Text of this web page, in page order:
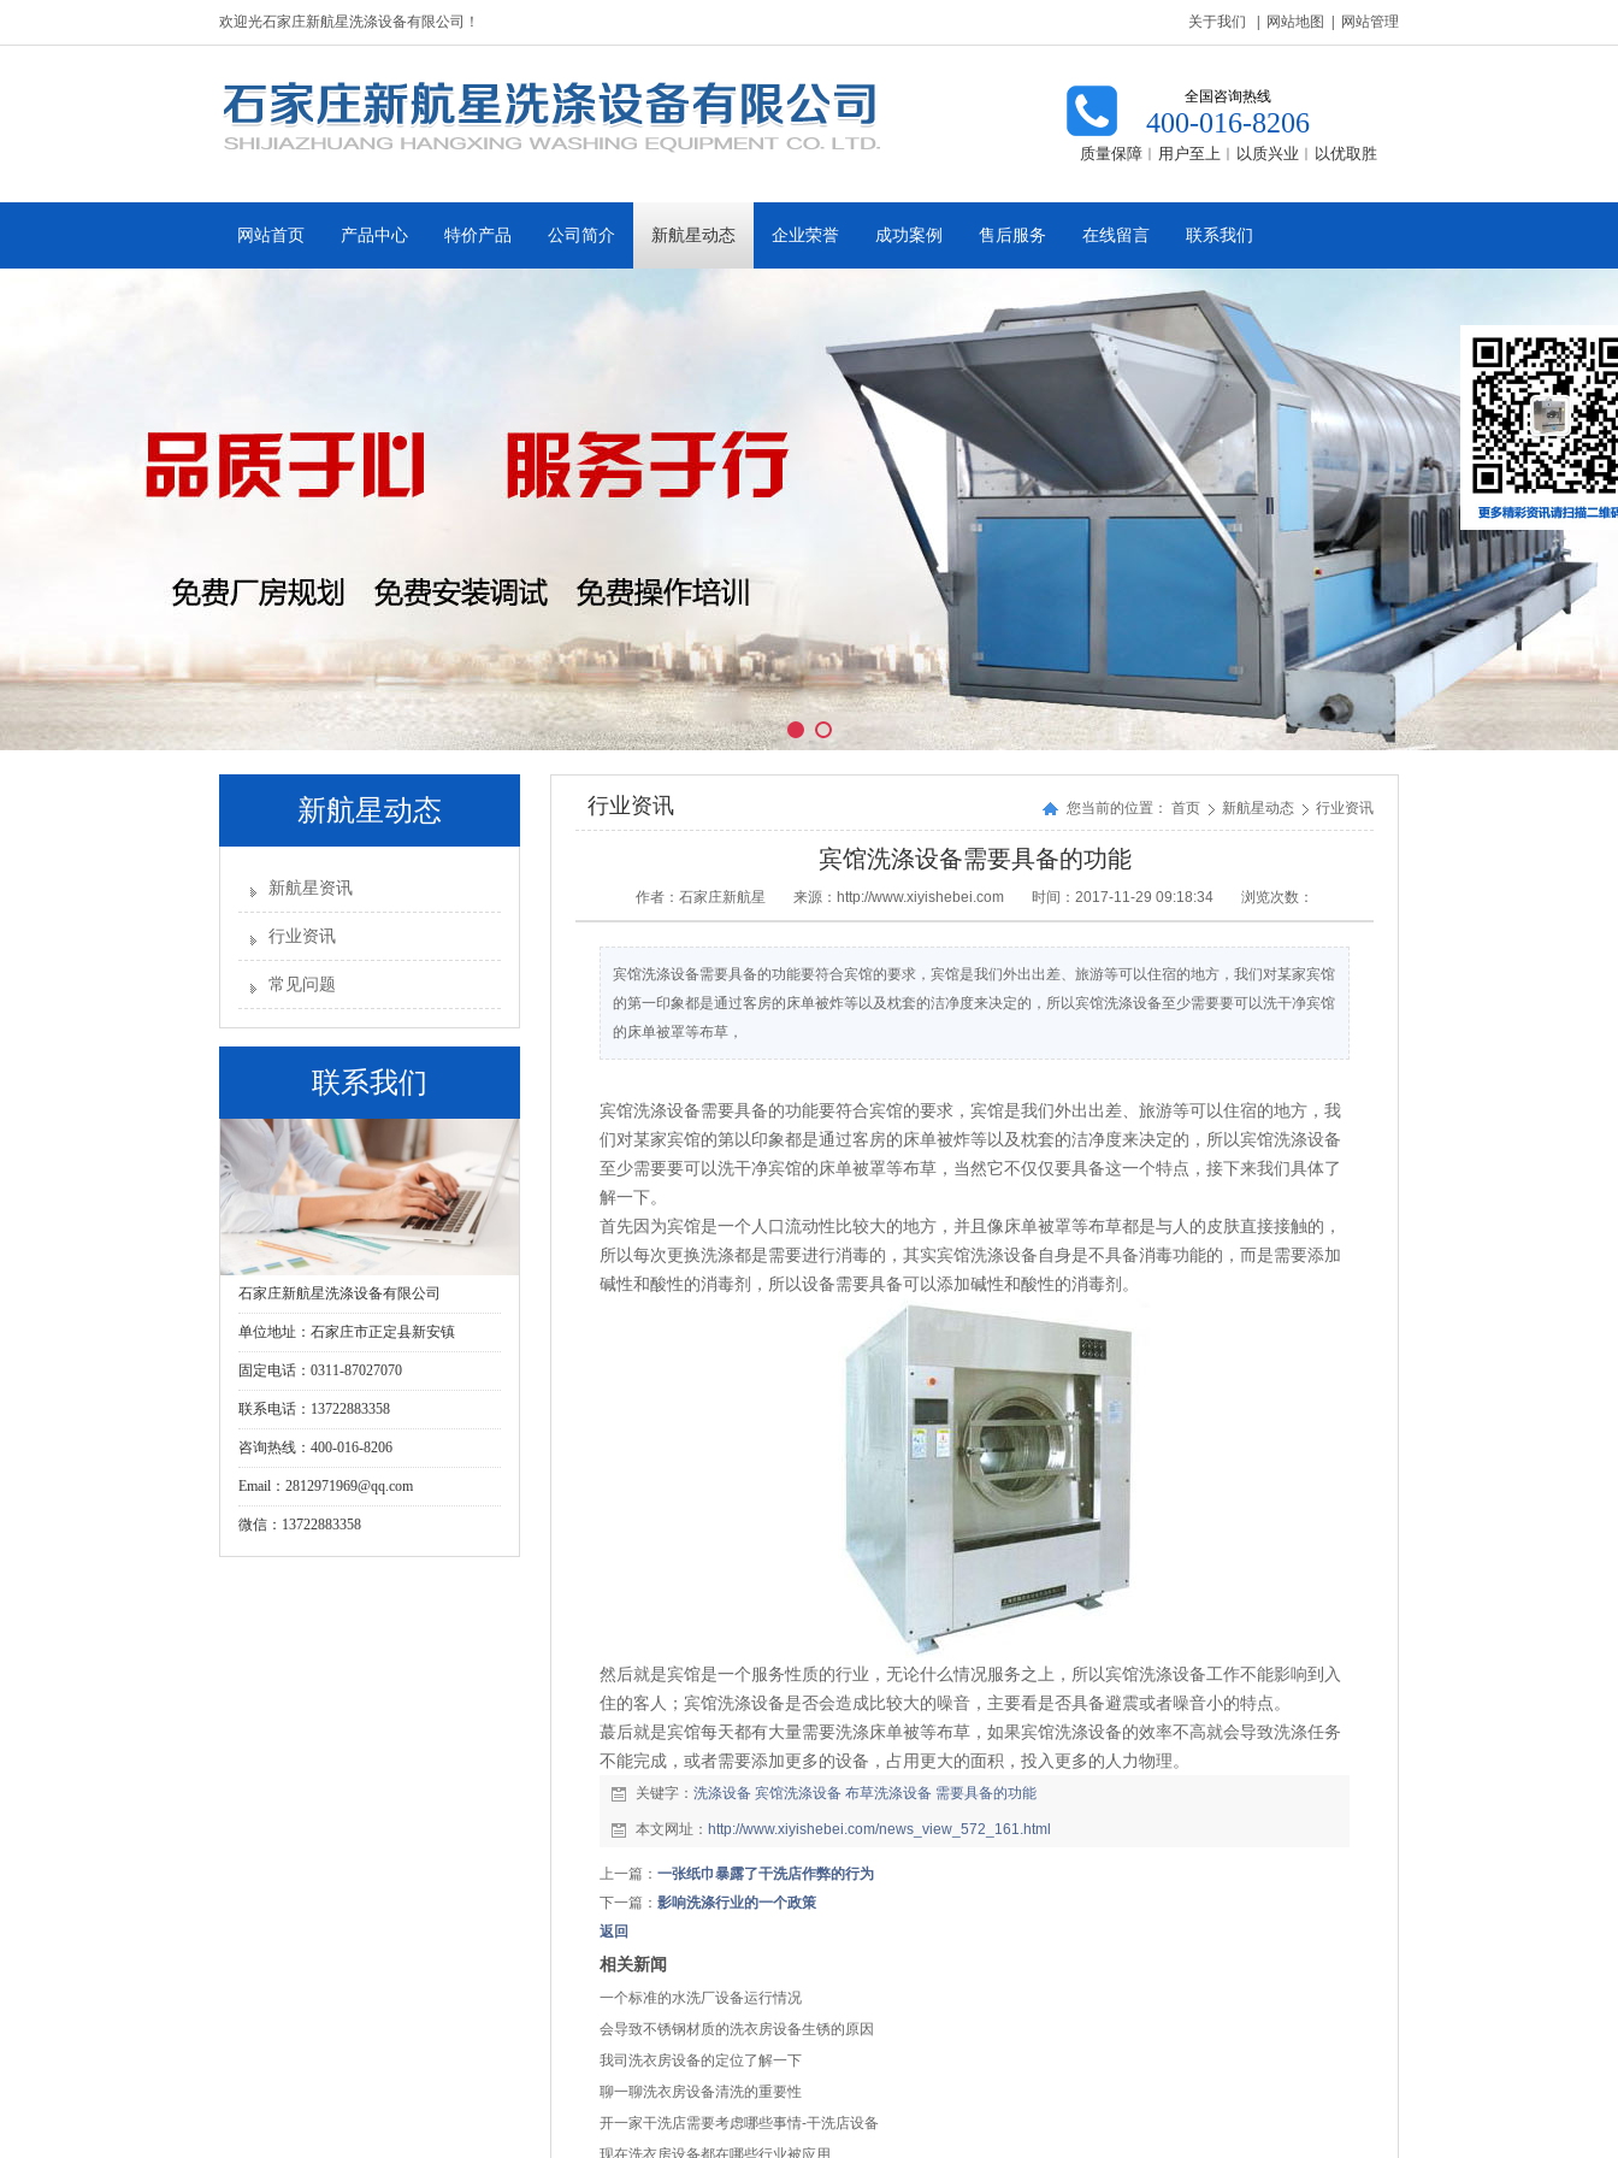
欢迎光石家庄新航星洗涤设备有限公司！ 关于我们 网站地图 网站管理
全国咨询热线
400-016-8206
质量保障︱用户至上︱以质兴业︱以优取胜
网站首页 产品中心 特价产品 公司简介 新航星动态 企业荣誉 成功案例 售后服务 在线留言 联系我们
新航星动态
新航星资讯
行业资讯
常见问题
联系我们
石家庄新航星洗涤设备有限公司
单位地址：石家庄市正定县新安镇
固定电话：0311-87027070
联系电话：13722883358
咨询热线：400-016-8206
Email：2812971969@qq.com
微信：13722883358
行业资讯 您当前的位置： 首页 新航星动态 行业资讯
宾馆洗涤设备需要具备的功能
作者：石家庄新航星 来源：http://www.xiyishebei.com 时间：2017-11-29 09:18:34 浏览次数：
宾馆洗涤设备需要具备的功能要符合宾馆的要求，宾馆是我们外出出差、旅游等可以住宿的地方，我们对某家宾馆
的第一印象都是通过客房的床单被炸等以及枕套的洁净度来决定的，所以宾馆洗涤设备至少需要要可以洗干净宾馆
的床单被罩等布草，
宾馆洗涤设备需要具备的功能要符合宾馆的要求， 宾馆是我们外出出差、旅游等可以住宿的地方，我
们对某家宾馆的第以印象都是通过客房的床单被炸等以及枕套的洁净度来决定的，所以宾馆洗涤设备
至少需要要可以洗干净宾馆的床单被罩等布草，当然它不仅仅要具备这一个特点，接下来我们具体了
解一下。
首先因为宾馆是一个人口流动性比较大的地方，并且像床单被罩等布草都是与人的皮肤直接接触的，
所以每次更换洗涤都是需要进行消毒的，其实宾馆洗涤设备自身是不具备消毒功能的，而是需要添加
碱性和酸性的消毒剂，所以设备需要具备可以添加碱性和酸性的消毒剂。
然后就是宾馆是一个服务性质的行业，无论什么情况服务之上，所以宾馆洗涤设备工作不能影响到入
住的客人；宾馆洗涤设备是否会造成比较大的噪音，主要看是否具备避震或者噪音小的特点。
蕞后就是宾馆每天都有大量需要洗涤床单被等布草，如果宾馆洗涤设备的效率不高就会导致洗涤任务
不能完成，或者需要添加更多的设备，占用更大的面积，投入更多的人力物理。
关键字： 洗涤设备 宾馆洗涤设备 布草洗涤设备 需要具备的功能
本文网址： http://www.xiyishebei.com/news_view_572_161.html
上一篇： 一张纸巾暴露了干洗店作弊的行为
下一篇： 影响洗涤行业的一个政策
返回
相关新闻
一个标准的水洗厂设备运行情况
会导致不锈钢材质的洗衣房设备生锈的原因
我司洗衣房设备的定位了解一下
聊一聊洗衣房设备清洗的重要性
开一家干洗店需要考虑哪些事情-干洗店设备
现在洗衣房设备都在哪些行业被应用